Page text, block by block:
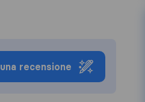
recensione